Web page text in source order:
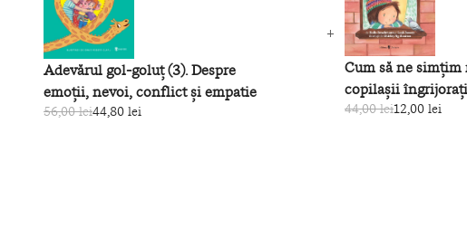
Adevărul gol‑goluţ (3). Despre
emoții, nevoi, conflict și empatie
56,00 lei44,80 lei
Cum să ne
copilașii îngrijorați
44,00 lei12,00 lei